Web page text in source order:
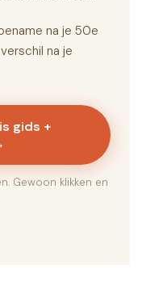
na je 50e
na je
gids +
Gewoon klikken en